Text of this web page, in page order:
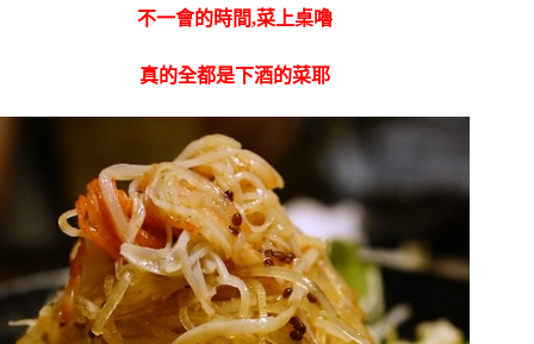
不一會的時間,菜上桌嚕
真的全都是下酒的菜耶